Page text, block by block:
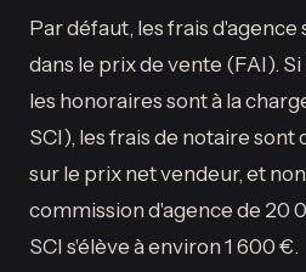
Par défaut, les frais
dans le prix de vente (FAI).
les honoraires sont à la
SCI), les frais de notaire
sur le prix net vendeur, et
commission d'agence de 20
SCI s'élève à environ 1 600 €.